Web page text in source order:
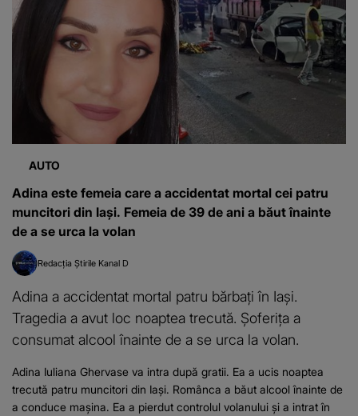
AUTO
Adina este femeia care a accidentat mortal cei patru
muncitori din Iași. Femeia de 39 de ani a băut înainte
de a se urca la volan
Redacția Știrile Kanal D
Adina a accidentat mortal patru bărbați în Iași.
Tragedia a avut loc noaptea trecută. Șoferița a
consumat alcool înainte de a se urca la volan.
Adina Iuliana Ghervase va intra după gratii. Ea a ucis noaptea
trecută patru muncitori din Iași. Românca a băut alcool înainte de
a conduce mașina. Ea a pierdut controlul volanului și a intrat în